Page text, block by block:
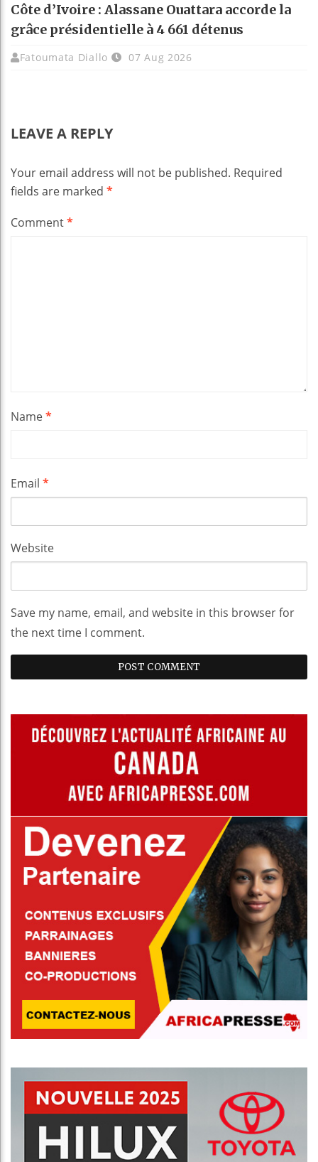
Côte d’Ivoire : Alassane Ouattara accorde la
grâce présidentielle à 4 661 détenus
Fatoumata Diallo 07 Aug 2026
LEAVE A REPLY
Your email address will not be published. Required
fields are marked *
Comment*
Name*
Email *
Website
Save my name, email, and website in this browser for
the next time I comment.